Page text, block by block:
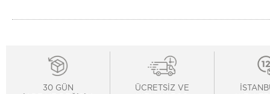
30 GÜN
ÜCRETSİZ VE